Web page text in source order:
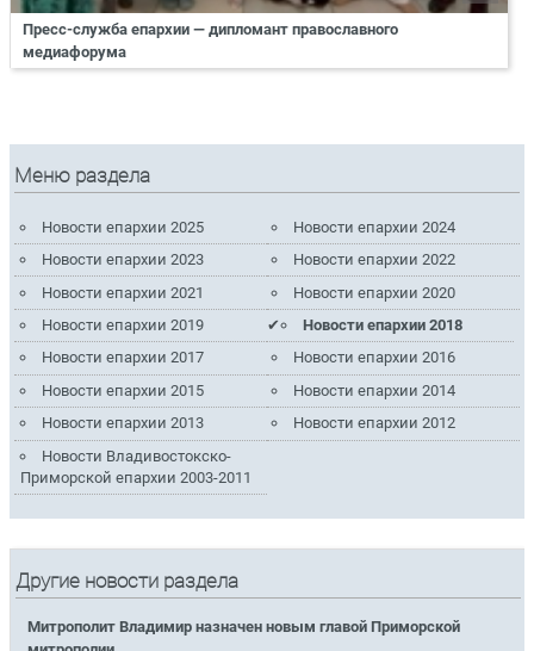
Пресс-служба епархии — дипломант православного
медиафорума
Меню раздела
Новости епархии 2025
Новости епархии 2024
Новости епархии 2023
Новости епархии 2022
Новости епархии 2021
Новости епархии 2020
Новости епархии 2019
Новости епархии 2018
Новости епархии 2017
Новости епархии 2016
Новости епархии 2015
Новости епархии 2014
Новости епархии 2013
Новости епархии 2012
Новости Владивостокско-
Приморской епархии 2003-2011
Другие новости раздела
Митрополит Владимир назначен новым главой Приморской